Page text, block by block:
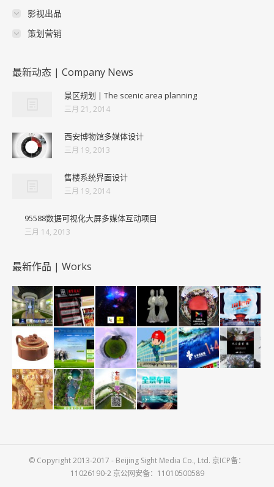
影视出品
策划营销
最新动态 | Company News
景区规划 | The scenic area planning
三月 21, 2014
西安博物馆多媒体设计
三月 19, 2013
售楼系统界面设计
三月 19, 2014
95588数据可视化大屏多媒体互动项目
三月 14, 2013
最新作品 | Works
© Copyright 2013-2017 - Beijing Sight Media Co., Ltd. 京ICP备：
11026190-2 京公网安备：11010500589